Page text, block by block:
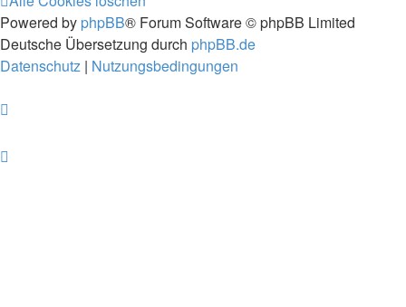
Powered by phpBB® Forum Software © phpBB Limited
Deutsche Übersetzung durch phpBB.de
Datenschutz | Nutzungsbedingungen